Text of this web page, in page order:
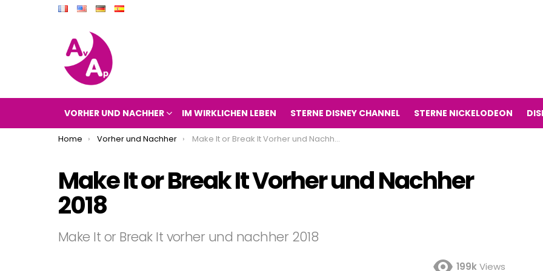
VORHER UND NACHHER IM WIRKLICHEN LEBEN STERNE DISNEY CHANNEL STERNE NICKELODEON
You are here:
Home Vorher und Nachher Make It or Break It Vorher und Nachher 2018
Make It or Break It Vorher und Nachher
2018
Make It or Break It vorher und nachher 2018
199kViews